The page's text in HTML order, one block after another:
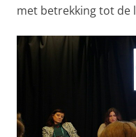
met betrekking tot de